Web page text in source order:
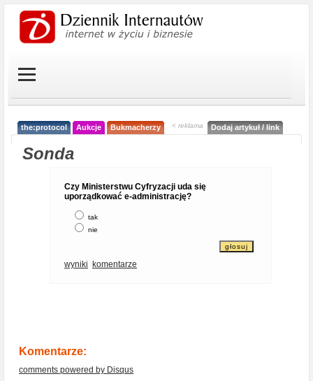
the:protocol Aukcje Bukmacherzy < reklama Dodaj artykuł / link
Sonda
Czy Ministerstwu Cyfryzacji uda się
uporządkować e-administrację?
tak
nie
wyniki komentarze
Komentarze:
comments powered by Disqus